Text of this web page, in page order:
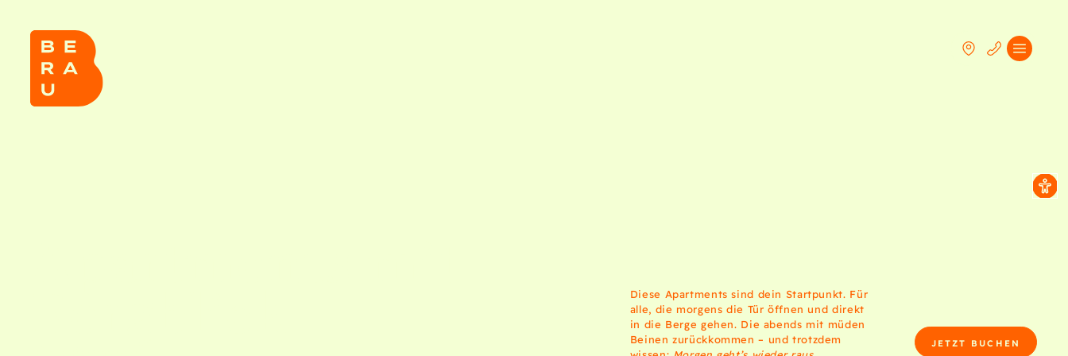
Diese Apartments sind dein Startpunkt. Für
alle, die morgens die Tür öffnen und direkt
in die Berge gehen. Die abends mit müden
Beinen zurückkommen – und trotzdem
JETZT BUCHEN